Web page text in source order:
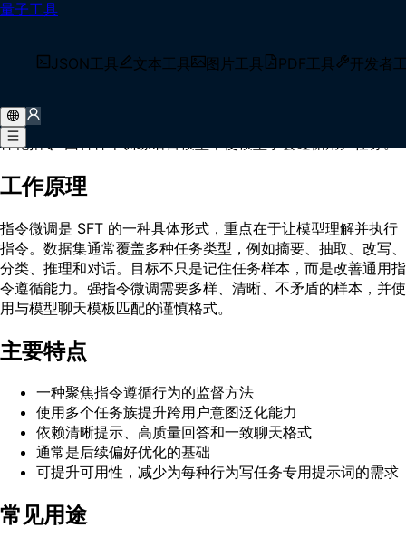
量子工具
JSON工具 文本工具 图片工具 PDF工具 开发者
首页/术语库
什么是 指令微调（Instruction
指令微调（Instruction Tuning）是一种监督微调方法，它用多
样化指令-回答样本训练语言模型，使模型学会遵循用户任务。
工作原理
指令微调是 SFT 的一种具体形式，重点在于让模型理解并执行
指令。数据集通常覆盖多种任务类型，例如摘要、抽取、改写、
分类、推理和对话。目标不只是记住任务样本，而是改善通用指
令遵循能力。强指令微调需要多样、清晰、不矛盾的样本，并使
用与模型聊天模板匹配的谨慎格式。
主要特点
一种聚焦指令遵循行为的监督方法
使用多个任务族提升跨用户意图泛化能力
依赖清晰提示、高质量回答和一致聊天格式
通常是后续偏好优化的基础
可提升可用性，减少为每种行为写任务专用提示词的需求
常见用途